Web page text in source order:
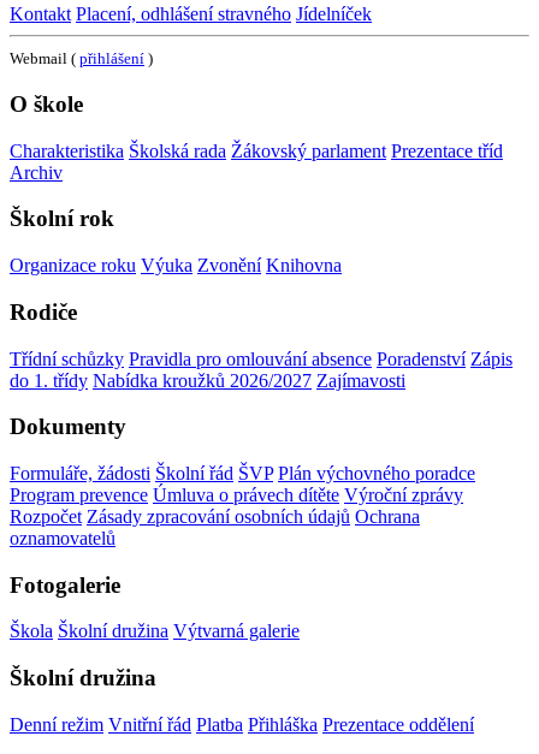
Kontakt Placení, odhlášení stravného Jídelníček
Webmail ( přihlášení )
O škole
Charakteristika Školská rada Žákovský parlament Prezentace tříd
Archiv
Školní rok
Organizace roku Výuka Zvonění Knihovna
Rodiče
Třídní schůzky Pravidla pro omlouvání absence Poradenství Zápis
do 1. třídy Nabídka kroužků 2026/2027 Zajímavosti
Dokumenty
Formuláře, žádosti Školní řád ŠVP Plán výchovného poradce
Program prevence Úmluva o právech dítěte Výroční zprávy
Rozpočet Zásady zpracování osobních údajů Ochrana
oznamovatelů
Fotogalerie
Škola Školní družina Výtvarná galerie
Školní družina
Denní režim Vnitřní řád Platba Přihláška Prezentace oddělení